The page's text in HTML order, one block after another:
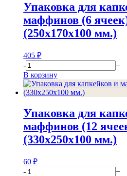
Упаковка для
маффинов (6
(250x170x100 мм.)
405 ₽
-
+
В корзину
Упаковка для
маффинов (12
(330x250x100 мм.)
60 ₽
-
+